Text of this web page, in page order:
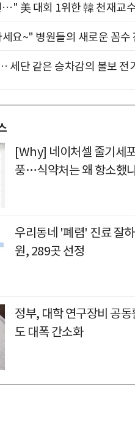
美 대회 1위한 韓 천재교
요~" 병원들의 새로운 꼼수
세단 같은 승차감의 볼보 전
[Why] 네이처셀 줄기세
풍…식약처는 왜 항소했
우리동네 '폐렴' 진료 잘
원, 289곳 선정
정부, 대학 연구장비 공
도 대폭 간소화